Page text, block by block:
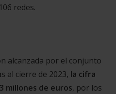
redes.
alcanzada por el conjunto
al cierre de 2023, la cifra
millones de euros, por los